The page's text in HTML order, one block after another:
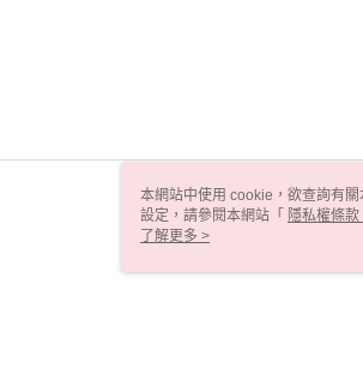
本網站中使用 cookie，欲查詢有
設定，請參閱本網站「 隱私權條款
使用 cookie。
了解更多 >